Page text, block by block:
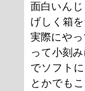
面白いん
げしく箱
実際にや
って小刻
でソフト
とかでも